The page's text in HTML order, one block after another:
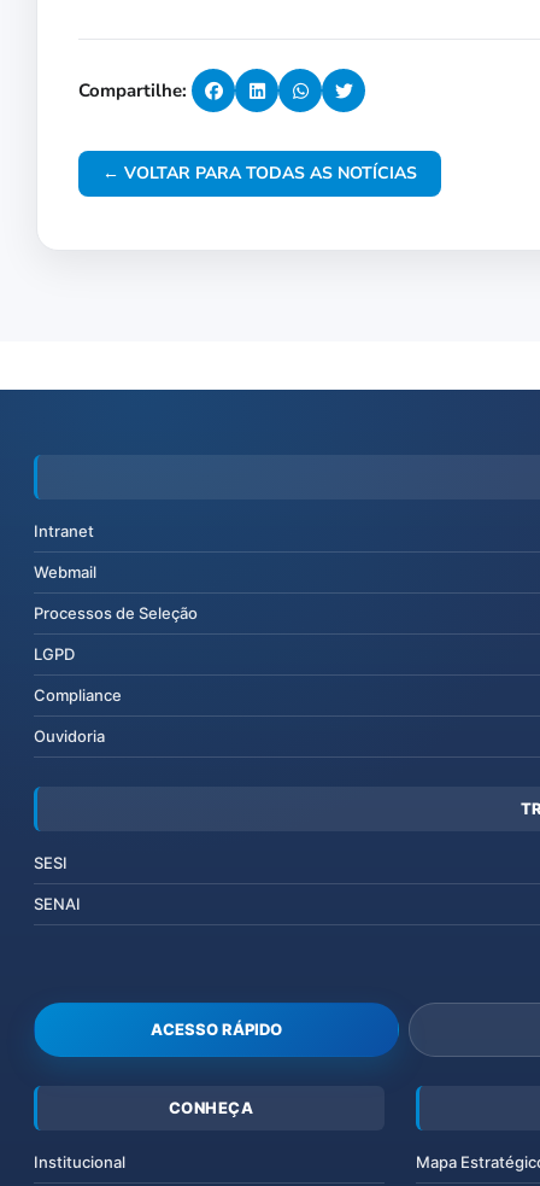
Compartilhe:
← VOLTAR PARA TODAS AS NOTÍCIAS
Intranet
Webmail
Processos de Seleção
LGPD
Compliance
Ouvidoria
SESI
SENAI
ACESSO RÁPIDO
CONHEÇA
Institucional Mapa